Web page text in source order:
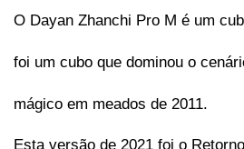
O Dayan Zhanchi Pro M é um
foi um cubo que dominou o
mágico em meados de 2011.
Esta versão de 2021 foi o